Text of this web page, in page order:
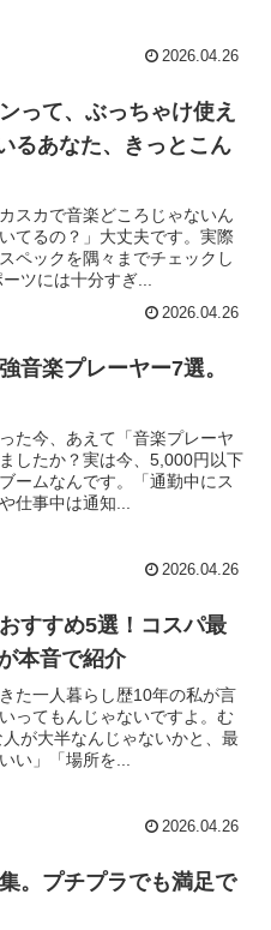
2026.04.26
って、ぶっちゃけ使え
るあなた、きっとこん
スカで音楽どころじゃないん
てるの？」大丈夫です。実際
ペックを隅々までチェックし
ツには十分すぎ...
2026.04.26
音楽プレーヤー7選。
た今、あえて「音楽プレーヤ
したか？実は今、5,000円以下
ームなんです。「通勤中にス
仕事中は通知...
2026.04.26
すすめ5選！コスパ最
本音で紹介
た一人暮らし歴10年の私が言
ってもんじゃないですよ。む
が大半なんじゃないかと、最
い」「場所を...
2026.04.26
。プチプラでも満足で